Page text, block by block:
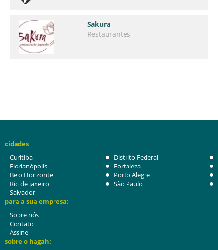
Sakura
Restaurantes
cidades
Curitiba
Distrito Federal
Florianópolis
Fortaleza
Belo Horizonte
Porto Alegre
Rio de janeiro
São Paulo
Salvador
para a sua empresa:
Sobre nós
Contato
Assine
sobre o hagah: